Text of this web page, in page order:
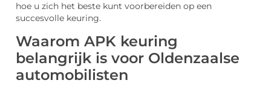
hoe u zich het beste kunt voorbereiden op een
succesvolle keuring.
Waarom APK keuring
belangrijk is voor Oldenzaalse
automobilisten